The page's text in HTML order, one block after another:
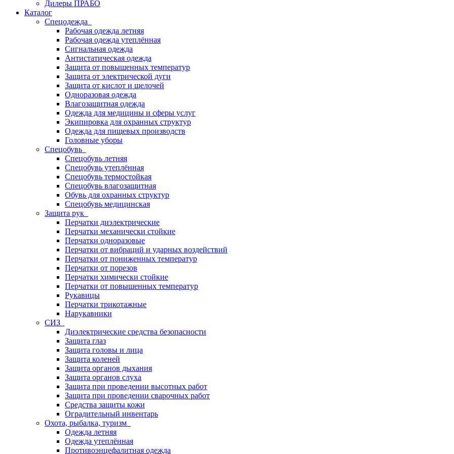
Дилеры ПРАБО
Каталог
Спецодежда
Рабочая одежда летняя
Рабочая одежда утеплённая
Сигнальная одежда
Антистатическая одежда
Защита от повышенных температур
Защита от электрической дуги
Защита от кислот и щелочей
Одноразовая одежда
Влагозащитная одежда
Одежда для медицины и сферы услуг
Экипировка для охранных структур
Одежда для пищевых производств
Головные уборы
Спецобувь
Спецобувь летняя
Спецобувь утеплённая
Спецобувь термостойкая
Спецобувь влагозащитная
Обувь для охранных структур
Спецобувь медицинская
Защита рук
Перчатки диэлектрические
Перчатки механически стойкие
Перчатки одноразовые
Перчатки от вибраций и ударных воздействий
Перчатки от пониженных температур
Перчатки от порезов
Перчатки химически стойкие
Перчатки от повышенных температур
Рукавицы
Перчатки трикотажные
Нарукавники
СИЗ
Диэлектрические средства безопасности
Защита глаз
Защита головы и лица
Защита коленей
Защита органов дыхания
Защита органов слуха
Защита при проведении высотных работ
Защита при проведении сварочных работ
Средства защиты кожи
Оградительный инвентарь
Охота, рыбалка, туризм
Одежда летняя
Одежда утеплённая
Противоэнцефалитная одежда